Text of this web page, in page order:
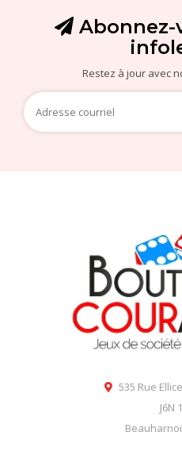
Abonnez-
Restez à jour avec
535 Rue
J6N